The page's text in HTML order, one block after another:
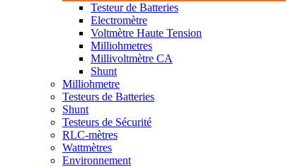
Testeur de Batteries
Electromètre
Voltmètre Haute Tension
Milliohmetres
Millivoltmètre CA
Shunt
Milliohmetre
Testeurs de Batteries
Shunt
Testeurs de Sécurité
RLC-mètres
Wattmètres
Environnement